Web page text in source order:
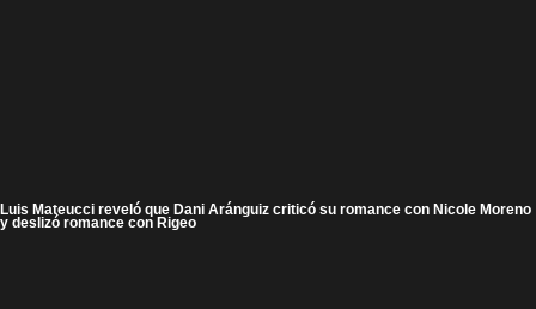
Luis Mateucci reveló que Dani Aránguiz criticó su romance con Nicole Moreno
y deslizó romance con Rigeo